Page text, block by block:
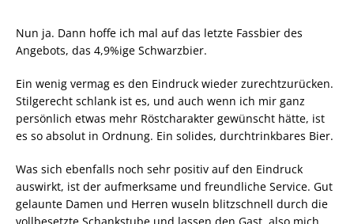
Nun ja. Dann hoffe ich mal auf das letzte Fassbier des
Angebots, das 4,9%ige Schwarzbier.
Ein wenig vermag es den Eindruck wieder zurechtzurücken.
Stilgerecht schlank ist es, und auch wenn ich mir ganz
persönlich etwas mehr Röstcharakter gewünscht hätte, ist
es so absolut in Ordnung. Ein solides, durchtrinkbares Bier.
Was sich ebenfalls noch sehr positiv auf den Eindruck
auswirkt, ist der aufmerksame und freundliche Service. Gut
gelaunte Damen und Herren wuseln blitzschnell durch die